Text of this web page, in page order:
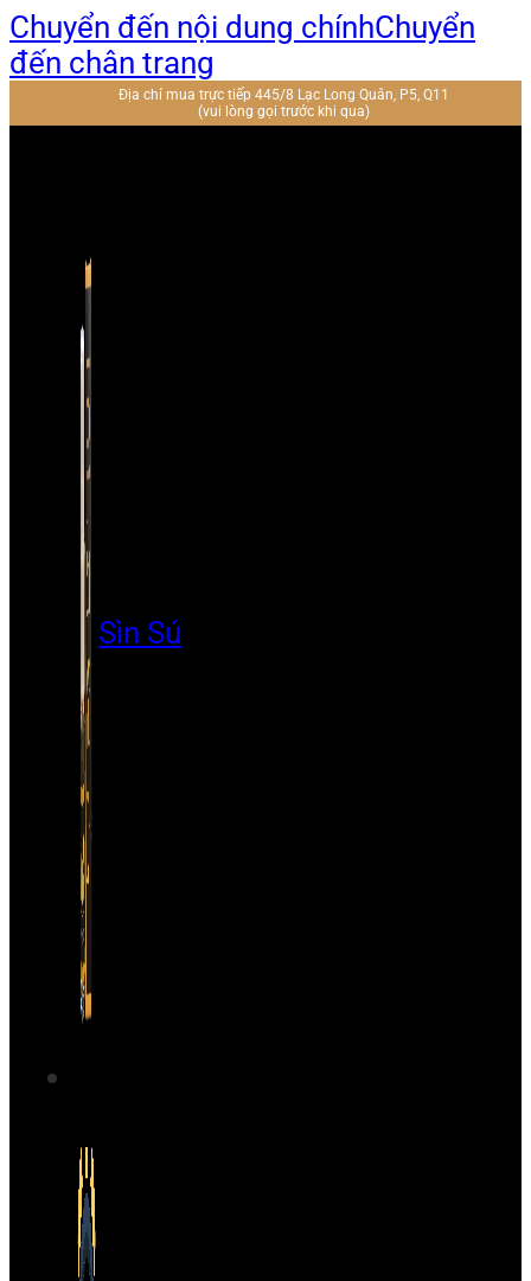
Chuyển đến nội dung chínhChuyển
đến chân trang
Địa chỉ mua trực tiếp 445/8 Lạc Long Quân, P5, Q11
(vui lòng gọi trước khi qua)
Sìn Sú